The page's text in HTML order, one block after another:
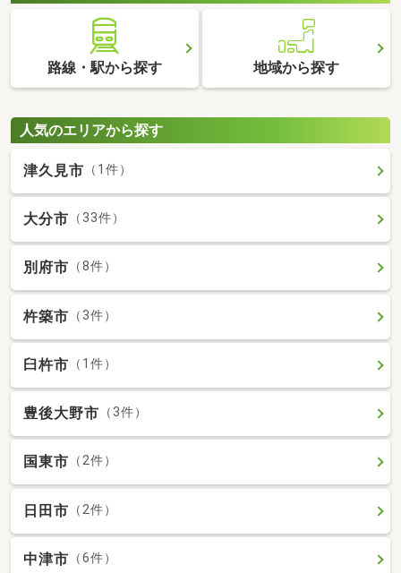
路線・駅から探す 地域から探す
人気のエリアから探す
津久見市 （1件）
大分市 （33件）
別府市 （8件）
杵築市 （3件）
臼杵市 （1件）
豊後大野市 （3件）
国東市 （2件）
日田市 （2件）
中津市 （6件）